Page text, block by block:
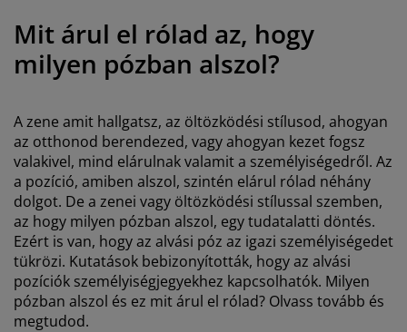
matracok
kiegészítők
Mit árul el rólad az, hogy
milyen pózban alszol?
A zene amit hallgatsz, az öltözködési stílusod, ahogyan
az otthonod berendezed, vagy ahogyan kezet fogsz
valakivel, mind elárulnak valamit a személyiségedről. Az
a pozíció, amiben alszol, szintén elárul rólad néhány
dolgot. De a zenei vagy öltözködési stílussal szemben,
az hogy milyen pózban alszol, egy tudatalatti döntés.
Ezért is van, hogy az alvási póz az igazi személyiségedet
tükrözi. Kutatások bebizonyították, hogy az alvási
pozíciók személyiségjegyekhez kapcsolhatók. Milyen
pózban alszol és ez mit árul el rólad? Olvass tovább és
megtudod.